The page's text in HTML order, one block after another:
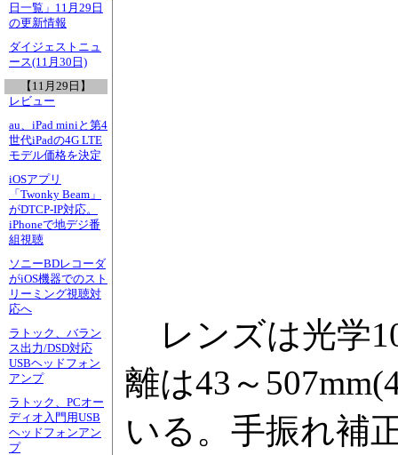
日一覧」11月29日
の更新情報
ダイジェストニュ
ース(11月30日)
【11月29日】
レビュー
au、iPad miniと第4
世代iPadの4G LTE
モデル価格を決定
iOSアプリ
「Twonky Beam」
がDTCP-IP対応。
iPhoneで地デジ番
組視聴
ソニーBDレコーダ
がiOS機器でのスト
リーミング視聴対
応へ
ラトック、バラン
ス出力/DSD対応
USBヘッドフォン
アンプ
ラトック、PCオー
ディオ入門用USB
ヘッドフォンアン
プ
レンズは光学
離は43～
いる。手振れ補